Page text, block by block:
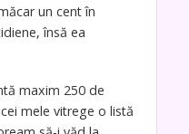
un cent în
însă ea
maxim 250 de
mele vitrege o listă